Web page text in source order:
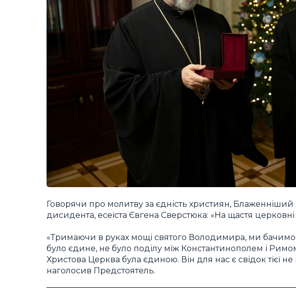
Говорячи про молитву за єдність християн,
дисидента, есеїста Євгена Сверстюка: «На щастя
«Тримаючи в руках мощі святого Володимира, ми бачимо,
було єдине, не було поділу між Константинополем і
Христова Церква була єдиною. Він для нас є свідок тієї
наголосив Предстоятель.